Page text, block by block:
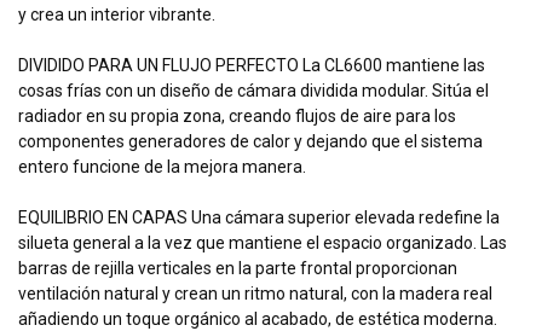
y crea un interior vibrante.
DIVIDIDO PARA UN FLUJO PERFECTO La CL6600 mantiene las
cosas frías con un diseño de cámara dividida modular. Sitúa el
radiador en su propia zona, creando flujos de aire para los
componentes generadores de calor y dejando que el sistema
entero funcione de la mejora manera.
EQUILIBRIO EN CAPAS Una cámara superior elevada redefine la
silueta general a la vez que mantiene el espacio organizado. Las
barras de rejilla verticales en la parte frontal proporcionan
ventilación natural y crean un ritmo natural, con la madera real
añadiendo un toque orgánico al acabado, de estética moderna.